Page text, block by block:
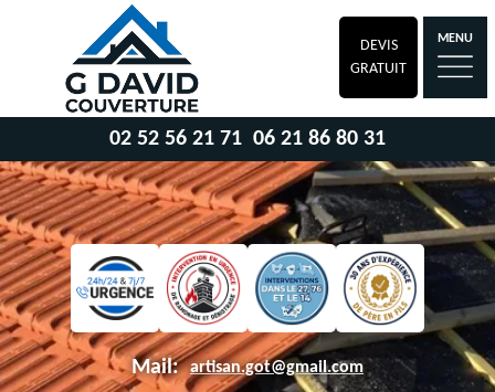
DEVIS
GRATUIT
MENU
02 52 56 21 71 06 21 86 80 31
Mail: artisan.got@gmail.com